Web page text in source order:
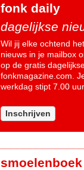
fonk daily
dagelijkse
Wil jij elke ochtend
nieuws in je mailbox
op de gratis
fonkmagazine.com.
werkdag stipt 7.00
Inschrijven